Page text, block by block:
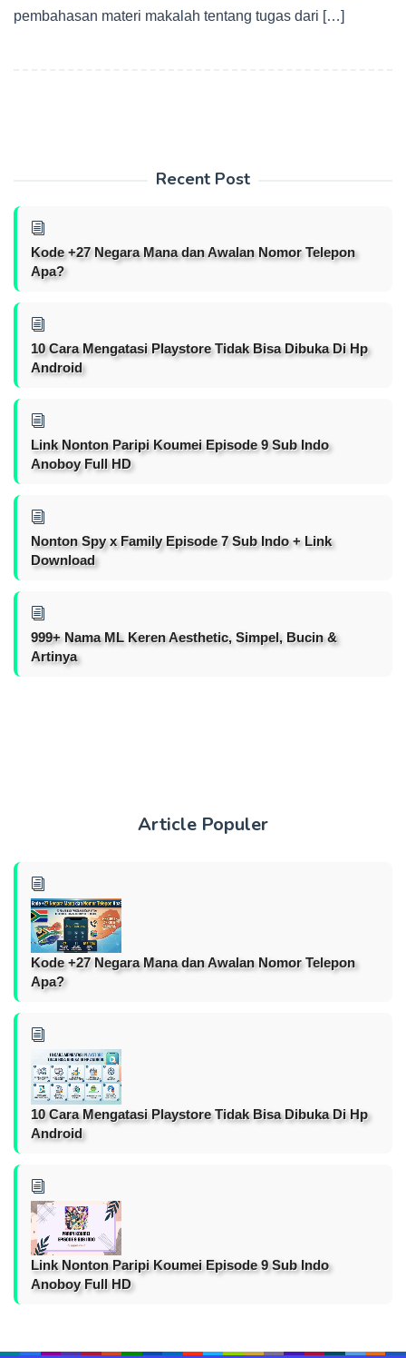
pembahasan materi makalah tentang tugas dari […]
Recent Post
Kode +27 Negara Mana dan Awalan Nomor Telepon
Apa?
10 Cara Mengatasi Playstore Tidak Bisa Dibuka Di Hp
Android
Link Nonton Paripi Koumei Episode 9 Sub Indo
Anoboy Full HD
Nonton Spy x Family Episode 7 Sub Indo + Link
Download
999+ Nama ML Keren Aesthetic, Simpel, Bucin &
Artinya
Article Populer
Kode +27 Negara Mana dan Awalan Nomor Telepon
Apa?
10 Cara Mengatasi Playstore Tidak Bisa Dibuka Di Hp
Android
Link Nonton Paripi Koumei Episode 9 Sub Indo
Anoboy Full HD